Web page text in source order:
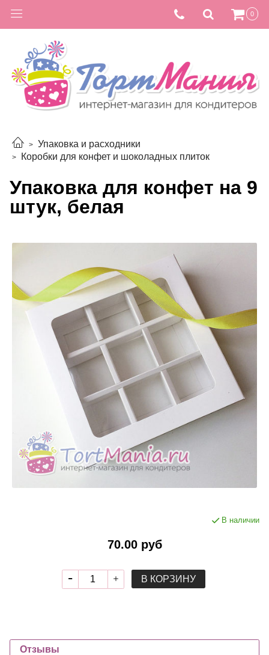
0
Упаковка и расходники
Коробки для конфет и шоколадных плиток
Упаковка для конфет на 9
штук, белая
В наличии
70.00 руб
В КОРЗИНУ
Отзывы